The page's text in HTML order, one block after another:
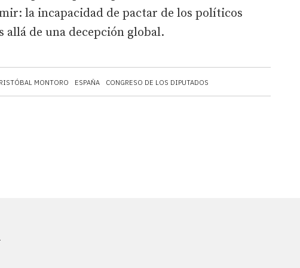
MONTORO ESPAÑA CONGRESO DE LOS DIPUTADOS
la incapacidad de pactar de los políticos
allá de una decepción global.